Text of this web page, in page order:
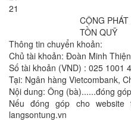
21
CỘNG PHÁT
TỒN QUỸ
Thông tin chuyển khoản:
Chủ tài khoản: Đoàn Minh Thiện
Số tài khoản (VND) : 025 1001
Tại: Ngân hàng Vietcombank,
Nội dung: Ông (bà)......đóng
Nếu đóng góp cho
langsontung.vn